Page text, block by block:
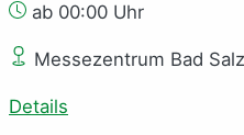
ab 00:00 Uhr
Messezentrum Bad
Details